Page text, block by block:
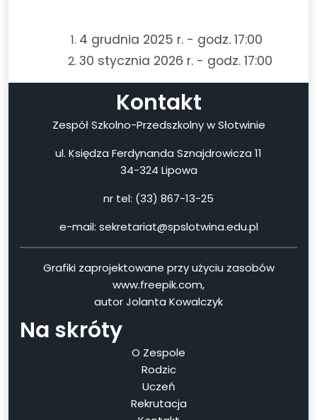
4 grudnia 2025 r. - godz. 17:00
30 stycznia 2026 r. - godz. 17:00
Kontakt
Zespół Szkolno-Przedszkolny w Słotwinie
ul. Księdza Ferdynanda Sznajdrowicza 11
34-324 Lipowa
nr tel: (33) 867-13-25
e-mail: sekretariat@spslotwina.edu.pl
Grafiki zaprojektowane przy użyciu zasobów
www.freepik.com,
autor Jolanta Kowalczyk
Na skróty
O Zespole
Rodzic
Uczeń
Rekrutacja